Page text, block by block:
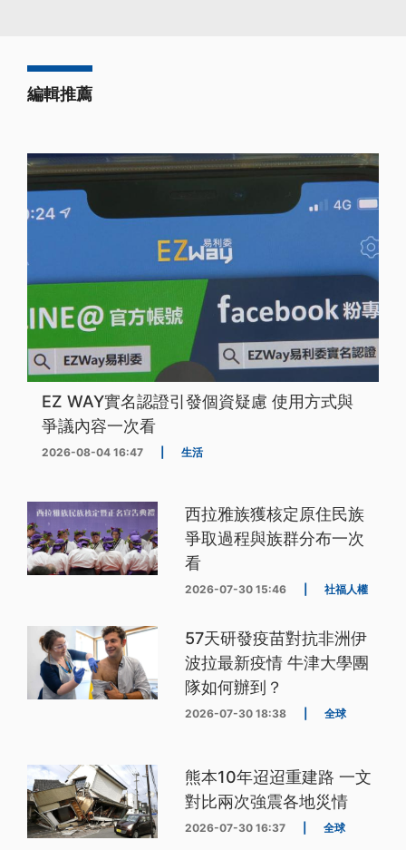
編輯推薦
EZ WAY實名認證引發個資疑慮 使用方式與
爭議內容一次看
2026-08-04 16:47 生活
西拉雅族獲核定原住民族
爭取過程與族群分布一次
看
2026-07-30 15:46 社福人權
57天研發疫苗對抗非洲伊
波拉最新疫情 牛津大學團
隊如何辦到？
2026-07-30 18:38 全球
熊本10年迢迢重建路 一文
對比兩次強震各地災情
2026-07-30 16:37 全球